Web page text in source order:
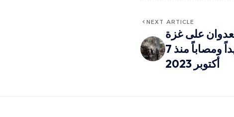
NEXT ARTICLE
على غزة
إلى 246,151 شهيداً ومصاباً منذ 7
أكتوبر 2023